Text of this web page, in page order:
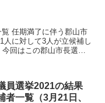
任期満了に伴う郡山市
人に対して3人が立候補し
回はこの郡山市長選挙
員選挙2021の結果
者一覧（3月21日、